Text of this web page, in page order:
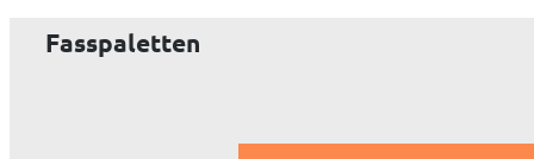
Fasspaletten